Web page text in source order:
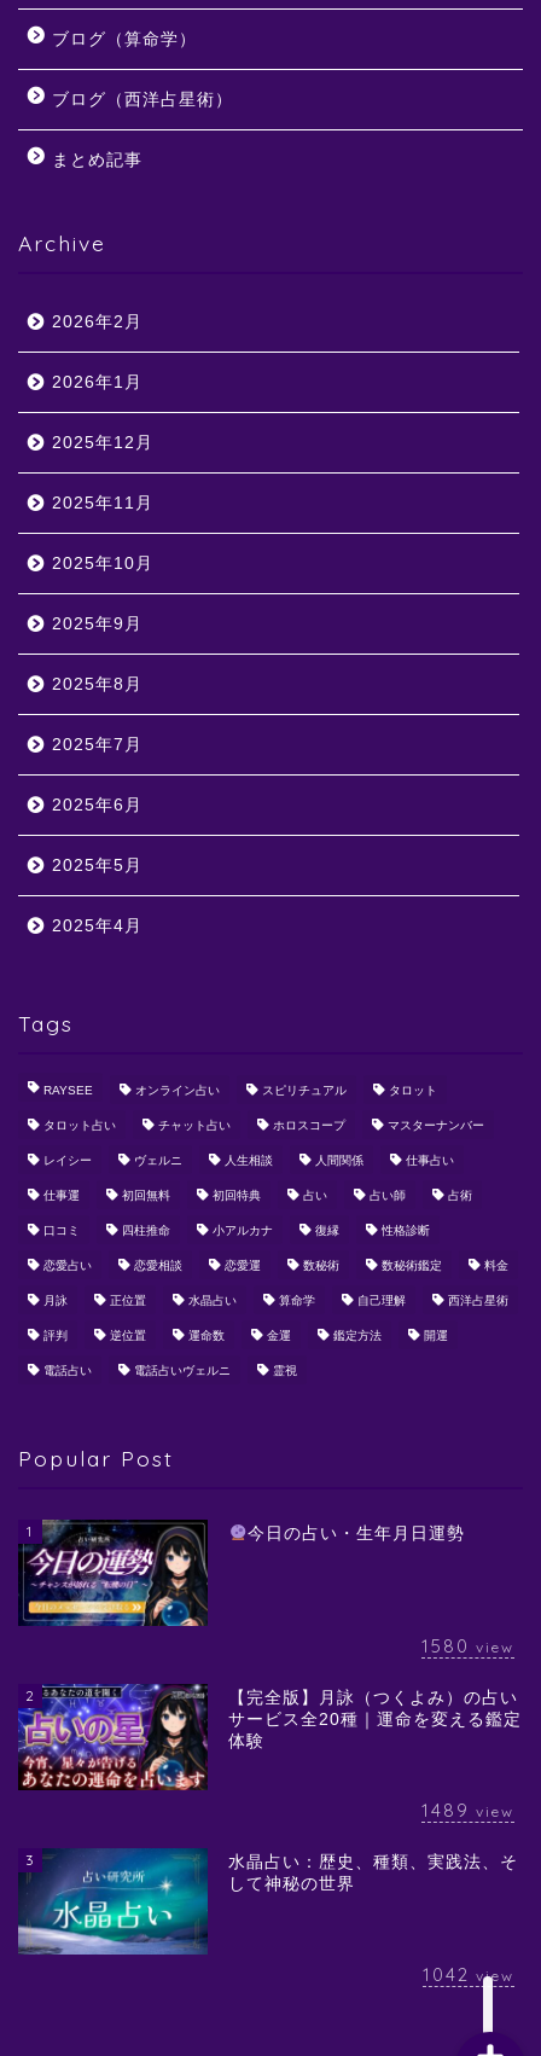
ブログ（算命学）
ブログ（西洋占星術）
まとめ記事
Archive
2026年2月
2026年1月
2025年12月
2025年11月
2025年10月
2025年9月
2025年8月
2025年7月
2025年6月
2025年5月
2025年4月
Tags
RAYSEE オンライン占い スピリチュアル タロット
タロット占い チャット占い ホロスコープ マスターナンバー
レイシー ヴェルニ 人生相談 人間関係 仕事占い
仕事運 初回無料 初回特典 占い 占い師 占術
口コミ 四柱推命 小アルカナ 復縁 性格診断
恋愛占い 恋愛相談 恋愛運 数秘術 数秘術鑑定 料金
月詠 正位置 水晶占い 算命学 自己理解 西洋占星術
評判 逆位置 運命数 金運 鑑定方法 開運
電話占い 電話占いヴェルニ 霊視
Popular Post
1 今日の占い・生年月日運勢
1580 view
2
【完全版】月詠（つくよみ）の占い
サービス全20種｜運命を変える鑑定
体験
1489 view
3
水晶占い：歴史、種類、実践法、そ
して神秘の世界
1042 view